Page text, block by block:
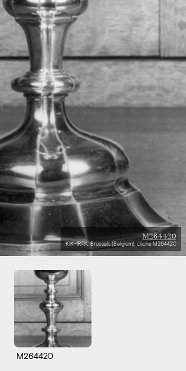
M264420
KIK-IRPA, Brussels (Belgium), cliché M264420
M264420